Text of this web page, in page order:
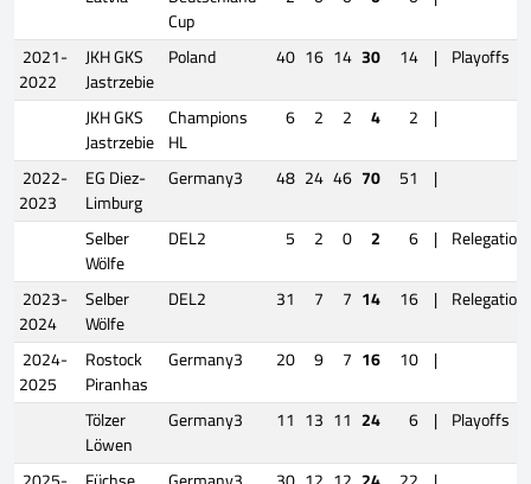
Cup
2021-
2022
JKH GKS
Jastrzebie
Poland 40 16 14 30 14 | Playoffs
JKH GKS
Jastrzebie
Champions
HL
6 2 2 4 2 |
2022-
2023
EG Diez-
Limburg
Germany3 48 24 46 70 51
|
Selber
Wölfe
DEL2 5 2 0 2 6 | Relegation
2023-
2024
Selber
Wölfe
DEL2 31 7 7 14 16 | Relegation
2024-
2025
Rostock
Piranhas
Germany3 20 9 7 16 10 |
Tölzer
Löwen
Germany3 11 13 11 24 6 | Playoffs